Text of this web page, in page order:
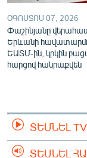
ՕԳՈՍՏՈՍ 07, 2026
Փաշինյանը
Երևանի
ԵԱՏՄ-ին, կրկին
հարցով հանրաքվեն
ՏԵՍՆԵԼ
ՏԵՍՆԵԼ